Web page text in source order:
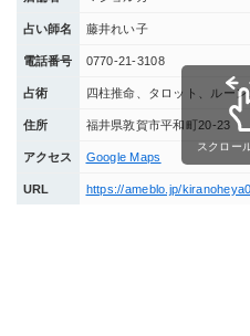
占い師名 藤井れい子
電話番号 0770-21-3108
占術 四柱推命、タロット、ルー
住所 福井県敦賀市平和町20-23
アクセス Google Maps
URL https://ameblo.jp/
スクロー